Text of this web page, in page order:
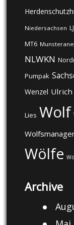
Niedersachsen
MT6
NLWKN
Pumpak
Wenzel
Lies Wolf
Wölfe
Archive